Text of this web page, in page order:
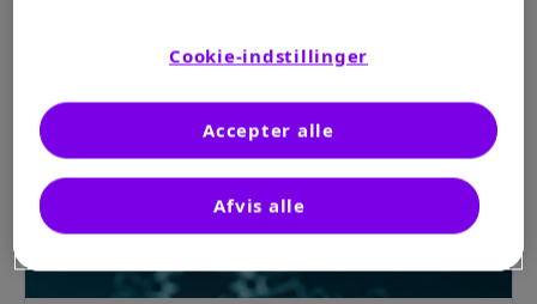
Cookie-indstillinger
Afvis alle
Accepter alle